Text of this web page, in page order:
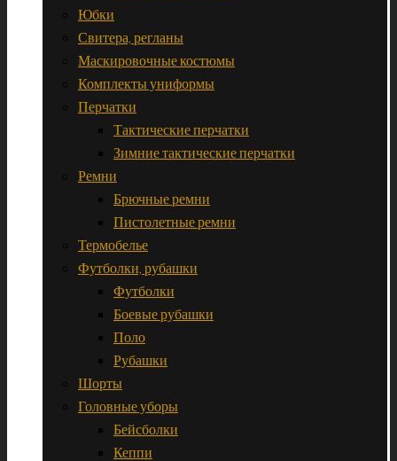
Юбки
Свитера, регланы
Маскировочные костюмы
Комплекты униформы
Перчатки
Тактические перчатки
Зимние тактические перчатки
Ремни
Брючные ремни
Пистолетные ремни
Термобелье
Футболки, рубашки
Футболки
Боевые рубашки
Поло
Рубашки
Шорты
Головные уборы
Бейсболки
Кеппи